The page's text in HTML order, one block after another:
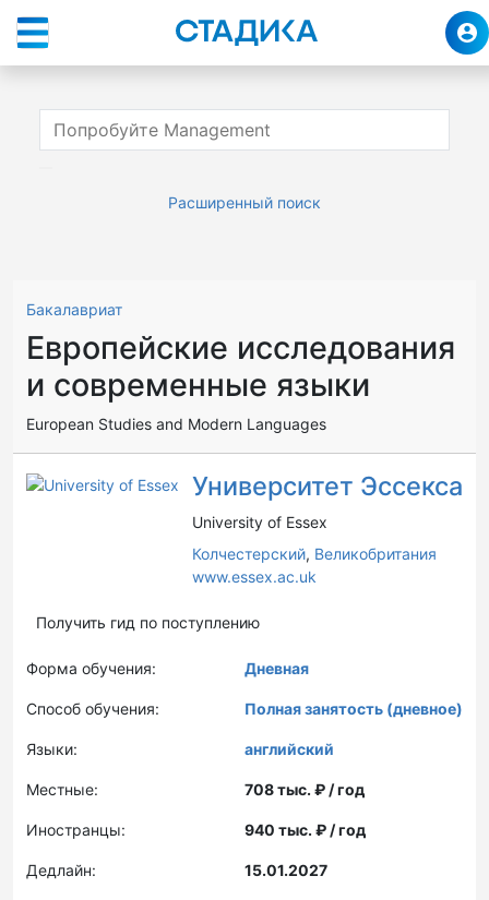
Расширенный поиск
Бакалавриат
Европейские исследования
и современные языки
European Studies and Modern Languages
Университет Эссекса
University of Essex
Колчестерский, Великобритания
www.essex.ac.uk
Получить гид по поступлению
Форма обучения: Дневная
Способ обучения: Полная занятость (дневное)
Языки: английский
Местные: 708 тыс. ₽ / год
Иностранцы: 940 тыс. ₽ / год
Дедлайн: 15.01.2027